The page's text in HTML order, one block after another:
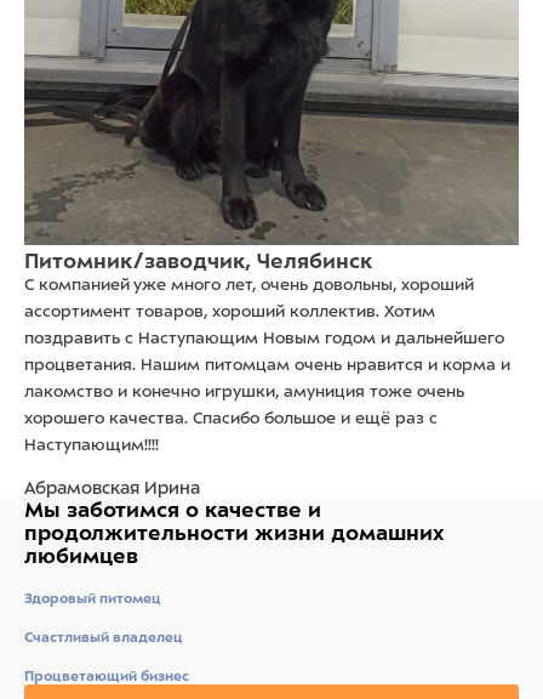
Питомник/заводчик, Челябинск
С компанией уже много лет, очень довольны, хороший
ассортимент товаров, хороший коллектив. Хотим
поздравить с Наступающим Новым годом и дальнейшего
процветания. Нашим питомцам очень нравится и корма и
лакомство и конечно игрушки, амуниция тоже очень
хорошего качества. Спасибо большое и ещё раз с
Наступающим!!!!
Абрамовская Ирина
Мы заботимся о качестве и
продолжительности жизни домашних
любимцев
Здоровый питомец
Счастливый владелец
Процветающий бизнес